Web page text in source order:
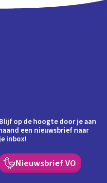
op de hoogte door je aan
een nieuwsbrief naar
inbox!
Nieuwsbrief VO